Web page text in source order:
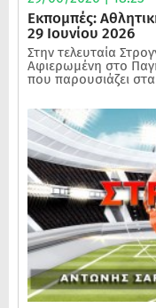
Εκπομπές:
29 Ιουνίου 2026
Στην τελευταία
Αφιερωμένη στο
που παρουσιάζει